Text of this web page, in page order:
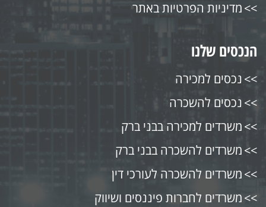
מדיניות הפרטיות באתר
הנכסים שלנו
נכסים למכירה
נכסים להשכרה
משרדים למכירה בבני ברק
משרדים להשכרה בבני ברק
משרדים להשכרה לעורכי דין
משרדים לחברות פיננסים ושיווק